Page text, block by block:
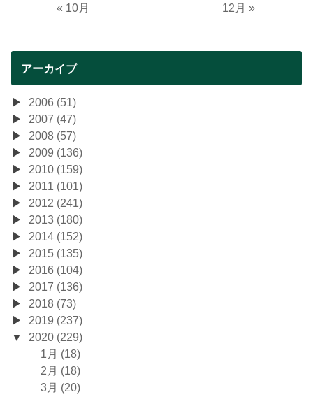
« 10月 12月 »
アーカイブ
2006 (51)
2007 (47)
2008 (57)
2009 (136)
2010 (159)
2011 (101)
2012 (241)
2013 (180)
2014 (152)
2015 (135)
2016 (104)
2017 (136)
2018 (73)
2019 (237)
2020 (229)
1月 (18)
2月 (18)
3月 (20)